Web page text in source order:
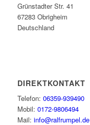
Grünstadter Str. 41
67283 Obrigheim
Deutschland
DIREKTKONTAKT
Telefon: 06359-939490
Mobil: 0172-9806494
Mail: info@ralfrumpel.de